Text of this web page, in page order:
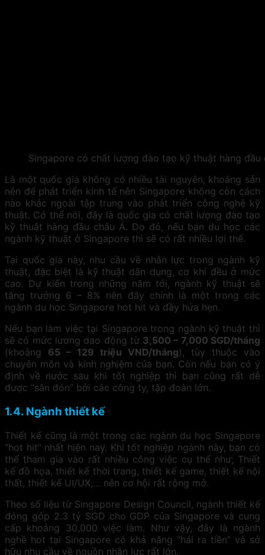
Singapore có chất lượng đào tạo kỹ thuật hàng đầu
Là một quốc gia không có nhiều tài nguyên, khoáng sản
nên để phát triển kinh tế nên Singapore không còn cách
nào khác ngoài tập trung vào phát triển công nghệ kỹ
thuật. Có thể nói, đây là quốc gia có chất lượng đào tạo
kỹ thuật hàng đầu châu Á. Do đó, nếu bạn du học các
ngành kỹ thuật ở Singapore thì sẽ có rất nhiều lợi thế.
Tại quốc gia này, nhu cầu về nhân lực trong ngành kỹ
thuật, đặc biệt là kỹ thuật dân dụng, cơ khí đều ở mức
cao. Dự kiến trong những năm tới, ngành kỹ thuật sẽ
tăng trưởng 6 – 8% nên đây chính là một trong các
ngành du học Singapore hot hit và đầy hứa hẹn.
Nếu bạn làm việc tại Singapore trong ngành kỹ thuật thì
sẽ có mức lương dao động từ 3,500 – 7,000 SGD/tháng
(khoảng 65 – 129 triệu VND/tháng), tùy thuộc vào
chuyên môn và kinh nghiệm của bạn. Còn nếu bạn có ý
định về nước sau khi tốt nghiệp thì bạn cũng rất dễ
được “săn đón” bởi các công ty, tập đoàn lớn.
1.4. Ngành thiết kế
Thiết kế cũng là một trong các ngành du học Singapore
“hot hit” nhất hiện nay. Khi tốt nghiệp ngành này, bạn có
thể tham gia vào rất nhiều công việc cụ thể như; Thiết
kế đồ họa, thiết kế thời trang, thiết kế game, thiết kế nội
thất, thiết kế UI/UX,… nên cơ hội rất rộng mở.
Theo số liệu từ Singapore Design Council, ngành thiết kế
đóng góp 2.3 tỷ SGD cho GDP của Singapore và cung
cấp khoảng 30,000 việc làm. Như vậy, đây là ngành
nghề hot tại Singapore có khả năng “hái ra tiền” và sở
hữu nhu cầu về nguồn nhân lực rất lớn.